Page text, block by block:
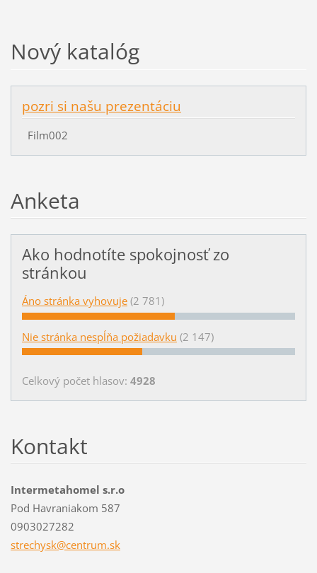
Nový katalóg
pozri si našu prezentáciu
Film002
Anketa
Ako hodnotíte spokojnosť zo
stránkou
Áno stránka vyhovuje (2 781)
Nie stránka nespĺňa požiadavku (2 147)
Celkový počet hlasov: 4928
Kontakt
Intermetahomel s.r.o
Pod Havraniakom 587
0903027282
strechysk@centrum.sk